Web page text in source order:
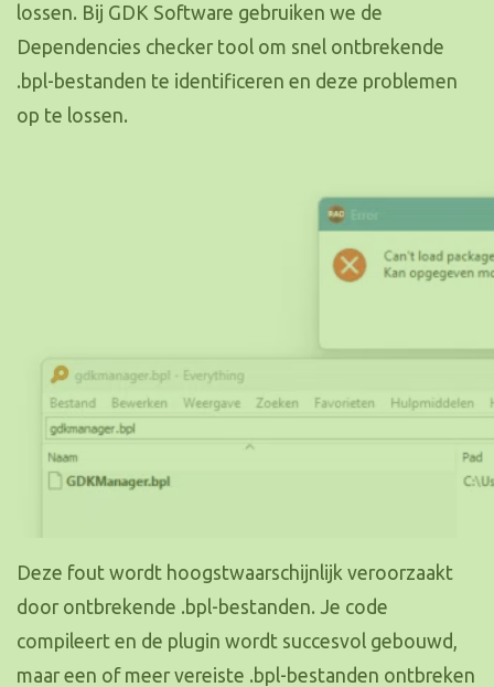
lossen. Bij GDK Software gebruiken we de
Dependencies checker tool om snel ontbrekende
.bpl-bestanden te identificeren en deze problemen
op te lossen.
Deze fout wordt hoogstwaarschijnlijk veroorzaakt
door ontbrekende .bpl-bestanden. Je code
compileert en de plugin wordt succesvol gebouwd,
maar een of meer vereiste .bpl-bestanden ontbreken